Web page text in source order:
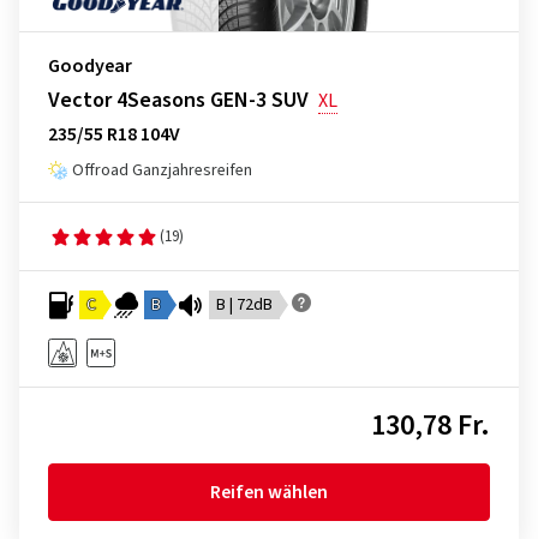
Goodyear
Vector 4Seasons GEN-3 SUV XL
235/55 R18 104V
Offroad Ganzjahresreifen
(19)
C B B | 72dB
130,78 Fr.
Reifen wählen